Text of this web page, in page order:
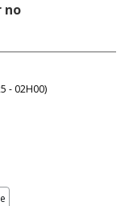
no
- 02H00)